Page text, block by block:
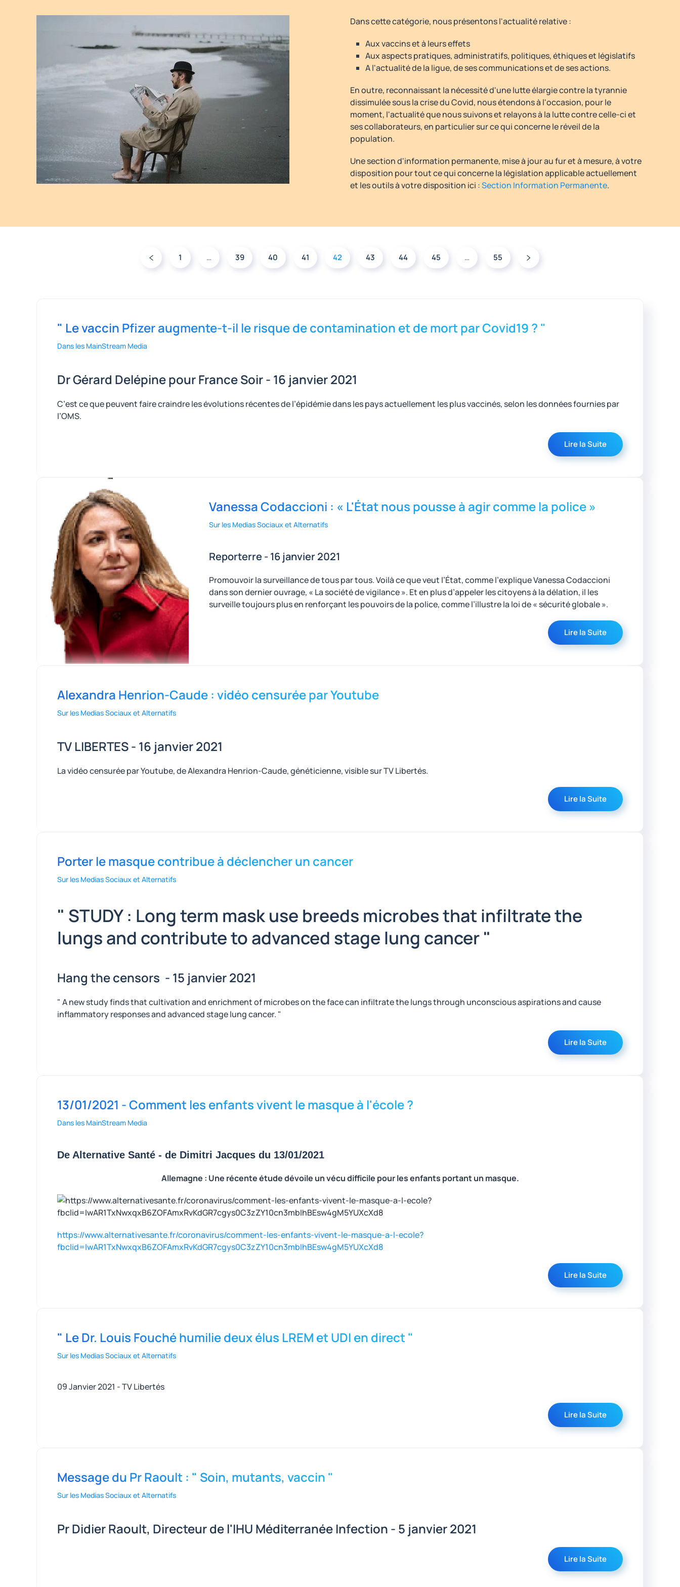
Dans cette catégorie, nous présentons l'actualité relative :
Aux vaccins et à leurs effets
Aux aspects pratiques, administratifs, politiques, éthiques et législatifs
A l'actualité de la ligue, de ses communications et de ses actions.
En outre, reconnaissant la nécessité d'une lutte élargie contre la tyrannie
dissimulée sous la crise du Covid, nous étendons à l'occasion, pour le
moment, l'actualité que nous suivons et relayons à la lutte contre celle-ci et
ses collaborateurs, en particulier sur ce qui concerne le réveil de la
population.
Une section d'information permanente, mise à jour au fur et à mesure, à votre
disposition pour tout ce qui concerne la législation applicable actuellement
et les outils à votre disposition ici :Section Information Permanente.
1 … 39 40 41 42 43 44 45 … 55
" Le vaccin Pfizer augmente-t-il le risque de contamination et de mort par Covid19 ? "
Dans les MainStream Media
Dr Gérard Delépine pour France Soir - 16 janvier 2021
C’est ce que peuvent faire craindre les évolutions récentes de l’épidémie dans les pays actuellement les plus vaccinés, selon les données fournies par
l’OMS.
Lire la Suite
Vanessa Codaccioni : « L'État nous pousse à agir comme la police »
Sur les Medias Sociaux et Alternatifs
Reporterre - 16 janvier 2021
Promouvoir la surveillance de tous par tous. Voilà ce que veut l’État, comme l’explique Vanessa Codaccioni
dans son dernier ouvrage, « La société de vigilance ». Et en plus d’appeler les citoyens à la délation, il les
surveille toujours plus en renforçant les pouvoirs de la police, comme l’illustre la loi de « sécurité globale ».
Lire la Suite
Alexandra Henrion-Caude : vidéo censurée par Youtube
Sur les Medias Sociaux et Alternatifs
TV LIBERTES - 16 janvier 2021
La vidéo censurée par Youtube, de Alexandra Henrion-Caude, généticienne, visible sur TV Libertés.
Lire la Suite
Porter le masque contribue à déclencher un cancer
Sur les Medias Sociaux et Alternatifs
" STUDY : Long term mask use breeds microbes that infiltrate the
lungs and contribute to advanced stage lung cancer "
Hang the censors - 15 janvier 2021
" A new study finds that cultivation and enrichment of microbes on the face can infiltrate the lungs through unconscious aspirations and cause
inflammatory responses and advanced stage lung cancer. ​"
Lire la Suite
13/01/2021 - Comment les enfants vivent le masque à l'école ?
Dans les MainStream Media
De Alternative Santé - de Dimitri Jacques du 13/01/2021
Allemagne : Une récente étude dévoile un vécu difficile pour les enfants portant un masque.
https://www.alternativesante.fr/coronavirus/comment-les-enfants-vivent-le-masque-a-l-ecole?
fbclid=IwAR1TxNwxqxB6ZOFAmxRvKdGR7cgys0C3zZY10cn3mbIhBEsw4gM5YUXcXd8
Lire la Suite
" Le Dr. Louis Fouché humilie deux élus LREM et UDI en direct "
Sur les Medias Sociaux et Alternatifs
09 Janvier 2021 - TV Libertés
Lire la Suite
Message du Pr Raoult : " Soin, mutants, vaccin "
Sur les Medias Sociaux et Alternatifs
Pr Didier Raoult, Directeur de l'IHU Méditerranée Infection - 5 janvier 2021
Lire la Suite